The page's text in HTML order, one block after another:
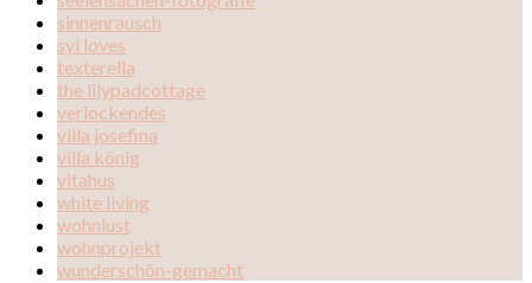
sinnenrausch
syl loves
texterella
the lilypadcottage
verlockendes
villa josefina
villa könig
vitahus
white living
wohnlust
wohnprojekt
wunderschön-gemacht